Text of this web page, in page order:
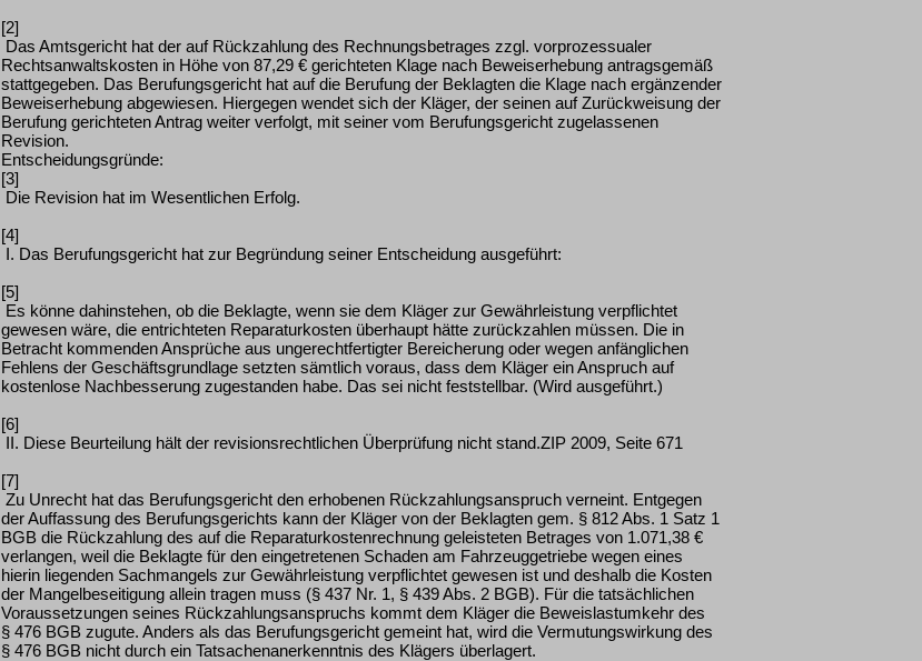
[2]
Das Amtsgericht hat der auf Rückzahlung des Rechnungsbetrages zzgl. vorprozessualer
Rechtsanwaltskosten in Höhe von 87,29 € gerichteten Klage nach Beweiserhebung antragsgemäß
stattgegeben. Das Berufungsgericht hat auf die Berufung der Beklagten die Klage nach ergänzender
Beweiserhebung abgewiesen. Hiergegen wendet sich der Kläger, der seinen auf Zurückweisung der
Berufung gerichteten Antrag weiter verfolgt, mit seiner vom Berufungsgericht zugelassenen
Revision.
Entscheidungsgründe:
[3]
Die Revision hat im Wesentlichen Erfolg.
[4]
I. Das Berufungsgericht hat zur Begründung seiner Entscheidung ausgeführt:
[5]
Es könne dahinstehen, ob die Beklagte, wenn sie dem Kläger zur Gewährleistung verpflichtet
gewesen wäre, die entrichteten Reparaturkosten überhaupt hätte zurückzahlen müssen. Die in
Betracht kommenden Ansprüche aus ungerechtfertigter Bereicherung oder wegen anfänglichen
Fehlens der Geschäftsgrundlage setzten sämtlich voraus, dass dem Kläger ein Anspruch auf
kostenlose Nachbesserung zugestanden habe. Das sei nicht feststellbar. (Wird ausgeführt.)
[6]
II. Diese Beurteilung hält der revisionsrechtlichen Überprüfung nicht stand.ZIP 2009, Seite 671
[7]
Zu Unrecht hat das Berufungsgericht den erhobenen Rückzahlungsanspruch verneint. Entgegen
der Auffassung des Berufungsgerichts kann der Kläger von der Beklagten gem. § 812 Abs. 1 Satz 1
BGB die Rückzahlung des auf die Reparaturkostenrechnung geleisteten Betrages von 1.071,38 €
verlangen, weil die Beklagte für den eingetretenen Schaden am Fahrzeuggetriebe wegen eines
hierin liegenden Sachmangels zur Gewährleistung verpflichtet gewesen ist und deshalb die Kosten
der Mangelbeseitigung allein tragen muss (§ 437 Nr. 1, § 439 Abs. 2 BGB). Für die tatsächlichen
Voraussetzungen seines Rückzahlungsanspruchs kommt dem Kläger die Beweislastumkehr des
§ 476 BGB zugute. Anders als das Berufungsgericht gemeint hat, wird die Vermutungswirkung des
§ 476 BGB nicht durch ein Tatsachenanerkenntnis des Klägers überlagert.